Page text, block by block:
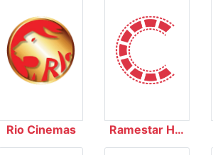
Rio Cinemas
Ramestar Hải
Dương